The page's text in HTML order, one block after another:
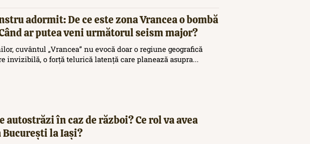
adormit: De ce este zona Vrancea o bombă
ar putea veni următorul seism major?
cuvântul „Vrancea” nu evocă doar o regiune geografică
invizibilă, o forță telurică latență care planează asupra...
autostrăzi în caz de război? Ce rol va avea
București la Iași?